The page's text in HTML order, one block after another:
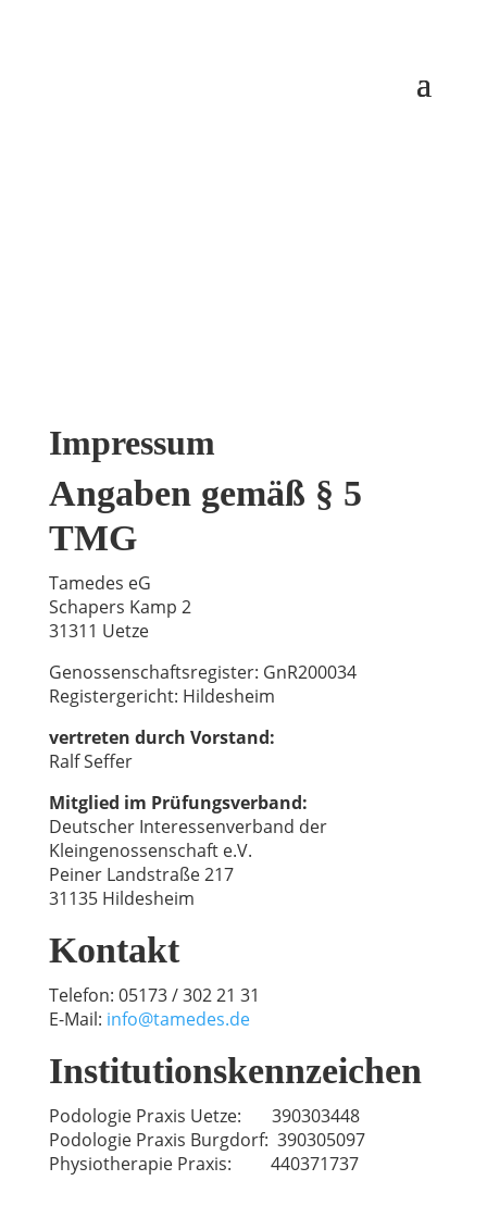
Impressum
Angaben gemäß § 5
TMG
Tamedes eG
Schapers Kamp 2
31311 Uetze
Genossenschaftsregister: GnR200034
Registergericht: Hildesheim
vertreten durch Vorstand:
Ralf Seffer
Mitglied im Prüfungsverband:
Deutscher Interessenverband der
Kleingenossenschaft e.V.
Peiner Landstraße 217
31135 Hildesheim
Kontakt
Telefon: 05173 / 302 21 31
E-Mail: info@tamedes.de
Institutionskennzeichen
Podologie Praxis Uetze: 390303448
Podologie Praxis Burgdorf: 390305097
Physiotherapie Praxis: 440371737